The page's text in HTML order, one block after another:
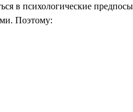
в психологические
Поэтому: